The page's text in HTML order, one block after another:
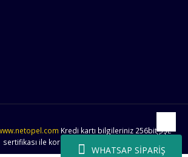
WHATSAP SİPARİŞ
Kredi kartı bilgileriniz 256bit SSL
sertifikası ile korunmaktadır.
Yukarı